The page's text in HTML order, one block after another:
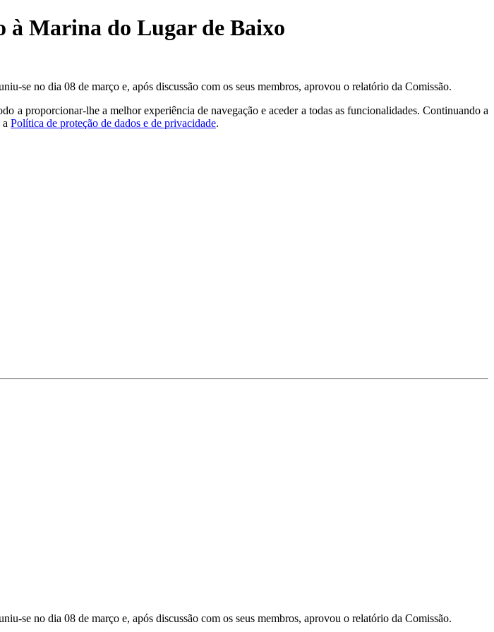
à Marina do Lugar de Baixo
se no dia 08 de março e, após discussão com os seus membros, aprovou o relatório da Comissão.
a proporcionar-lhe a melhor experiência de navegação e aceder a todas as funcionalidades. Continuando a
Política de proteção de dados e de privacidade.
se no dia 08 de março e, após discussão com os seus membros, aprovou o relatório da Comissão.